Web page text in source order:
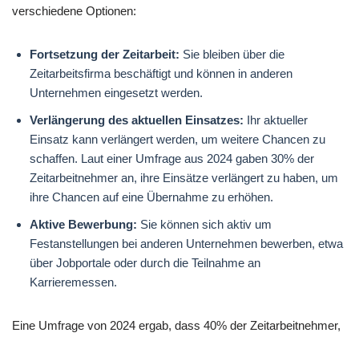
verschiedene Optionen:
Fortsetzung der Zeitarbeit: Sie bleiben über die
Zeitarbeitsfirma beschäftigt und können in anderen
Unternehmen eingesetzt werden.
Verlängerung des aktuellen Einsatzes: Ihr aktueller
Einsatz kann verlängert werden, um weitere Chancen zu
schaffen. Laut einer Umfrage aus 2024 gaben 30% der
Zeitarbeitnehmer an, ihre Einsätze verlängert zu haben, um
ihre Chancen auf eine Übernahme zu erhöhen.
Aktive Bewerbung: Sie können sich aktiv um
Festanstellungen bei anderen Unternehmen bewerben, etwa
über Jobportale oder durch die Teilnahme an
Karrieremessen.
Eine Umfrage von 2024 ergab, dass 40% der Zeitarbeitnehmer,